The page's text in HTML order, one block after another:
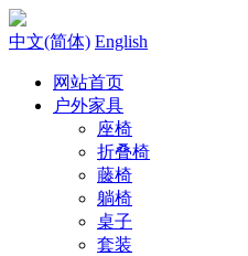
中文(简体) English
网站首页
户外家具
座椅
折叠椅
藤椅
躺椅
桌子
套装